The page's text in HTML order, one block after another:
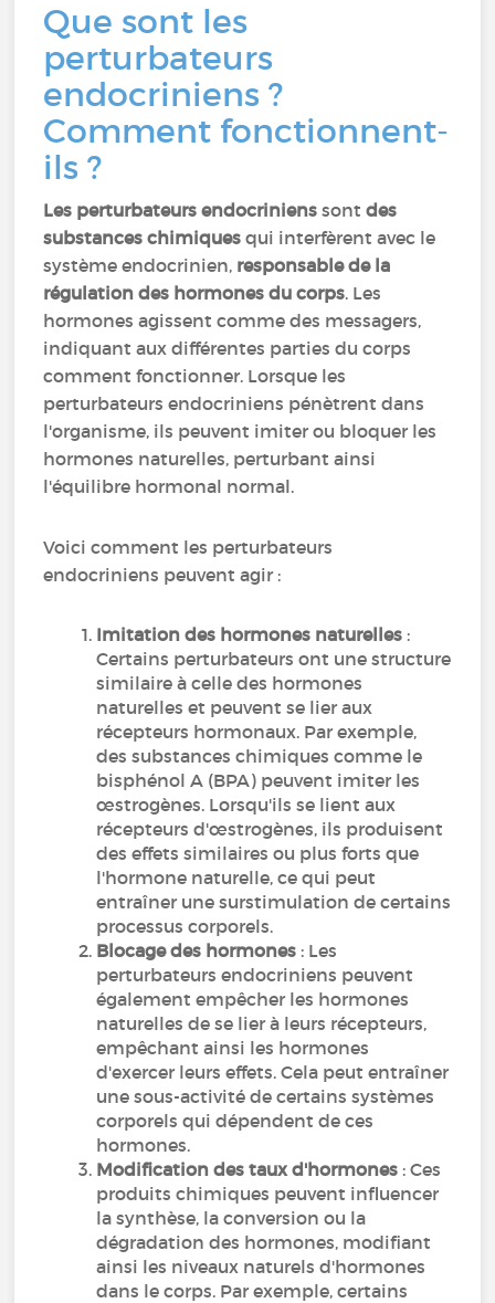
Que sont les
perturbateurs
endocriniens ?
Comment fonctionnent-
ils ?
Les perturbateurs endocriniens sontdes
substances chimiques qui interfèrent avec le
système endocrinien, responsable de la
régulation des hormones du corps. Les
hormones agissent comme des messagers,
indiquant aux différentes parties du corps
comment fonctionner. Lorsque les
perturbateurs endocriniens pénètrent dans
l'organisme, ils peuvent imiter ou bloquer les
hormones naturelles, perturbant ainsi
l'équilibre hormonal normal.
Voici comment les perturbateurs
endocriniens peuvent agir :
Imitation des hormones naturelles :
Certains perturbateurs ont une structure
similaire à celle des hormones
naturelles et peuvent se lier aux
récepteurs hormonaux. Par exemple,
des substances chimiques comme le
bisphénol A (BPA) peuvent imiter les
œstrogènes. Lorsqu'ils se lient aux
récepteurs d'œstrogènes, ils produisent
des effets similaires ou plus forts que
l'hormone naturelle, ce qui peut
entraîner une surstimulation de certains
processus corporels.
Blocage des hormones : Les
perturbateurs endocriniens peuvent
également empêcher les hormones
naturelles de se lier à leurs récepteurs,
empêchant ainsi les hormones
d'exercer leurs effets. Cela peut entraîner
une sous-activité de certains systèmes
corporels qui dépendent de ces
hormones.
Modification des taux d'hormones : Ces
produits chimiques peuvent influencer
la synthèse, la conversion ou la
dégradation des hormones, modifiant
ainsi les niveaux naturels d'hormones
dans le corps. Par exemple, certains